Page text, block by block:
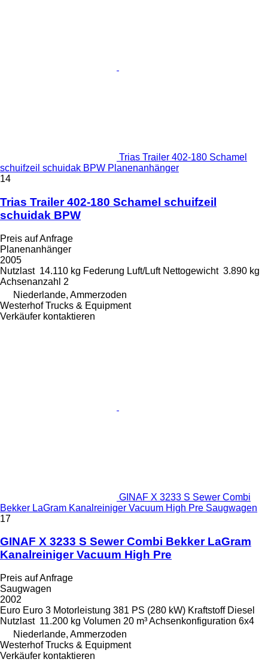
Trias Trailer 402-180 Schamel
schuifzeil schuidak BPW Planenanhänger
14
Trias Trailer 402-180 Schamel schuifzeil
schuidak BPW
Preis auf Anfrage
Planenanhänger
2005
Nutzlast 14.110 kg Federung Luft/Luft Nettogewicht 3.890 kg
Achsenanzahl 2
Niederlande, Ammerzoden
Westerhof Trucks & Equipment
Verkäufer kontaktieren
GINAF X 3233 S Sewer Combi
Bekker LaGram Kanalreiniger Vacuum High Pre Saugwagen
17
GINAF X 3233 S Sewer Combi Bekker LaGram
Kanalreiniger Vacuum High Pre
Preis auf Anfrage
Saugwagen
2002
Euro Euro 3 Motorleistung 381 PS (280 kW) Kraftstoff Diesel
Nutzlast 11.200 kg Volumen 20 m³Achsenkonfiguration 6x4
Niederlande, Ammerzoden
Westerhof Trucks & Equipment
Verkäufer kontaktieren